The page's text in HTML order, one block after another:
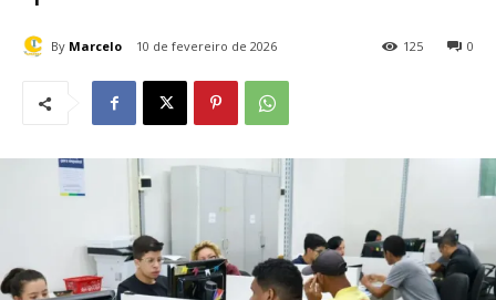
By Marcelo 10 de fevereiro de 2026 0
125